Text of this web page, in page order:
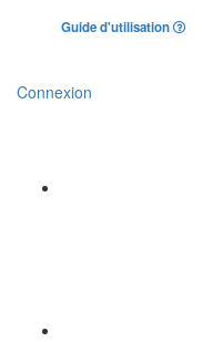
Guide d'utilisation
Connexion